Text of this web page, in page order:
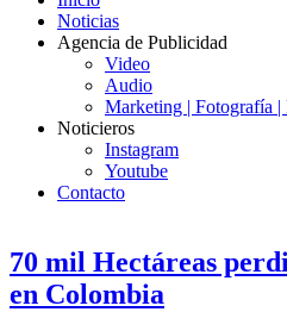
Noticias
Agencia de Publicidad
Video
Audio
Marketing | Fotografía |
Noticieros
Instagram
Youtube
Contacto
70 mil Hectáreas
en Colombia